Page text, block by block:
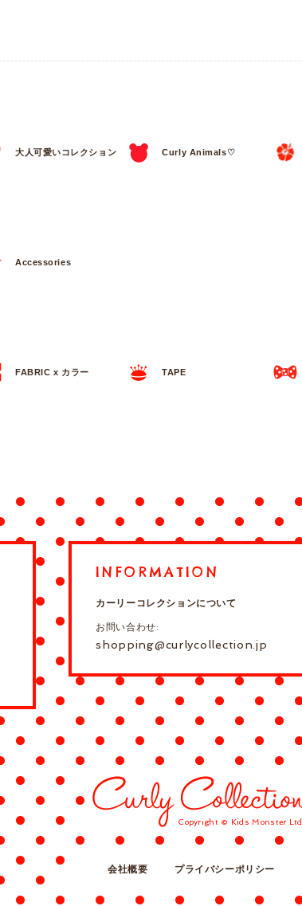
大人可愛いコレクション Curly Animals♡
Accessories
FABRIC x カラー TAPE
INFORMATION
カーリーコレクションについて
お問い合わせ:
shopping@curlycollection.jp
Copyright © Kids Monster Ltd.
会社概要 プライバシーポリシー